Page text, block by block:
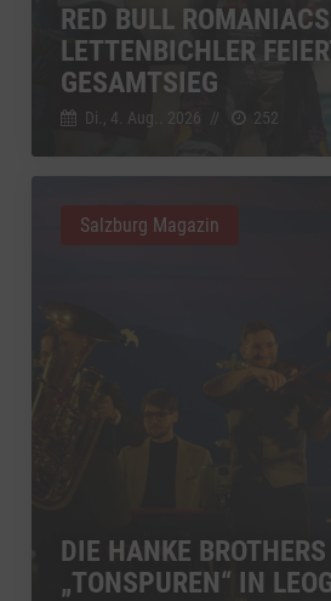
RED BULL
LETTENBICHLER
GESAMTSIEG
Di., 4. Aug.. 2026 // 252
DIE HANKE
„TONSPUREN“ IN
Salzburg Magazin